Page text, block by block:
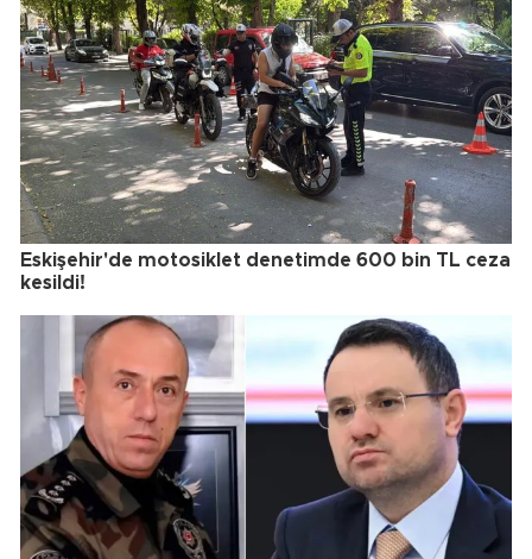
Eskişehir'de motosiklet denetimde 600 bin TL ceza
kesildi!